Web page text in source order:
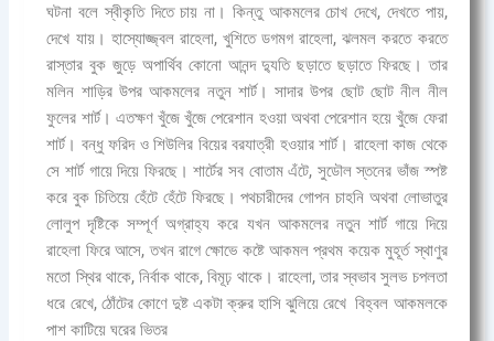
ঘটনা বলে স্বীকৃতি দিতে চায় না। কিন্তু আকমলের চোখ দেখে, দেখতে পায়,
দেখে যায়। হাস্যোজ্জ্বল রাহেলা, খুশিতে ডগমগ রাহেলা, ঝলমল করতে করতে
রাস্তার বুক জুড়ে অপার্থিব কোনো আনন্দ দ্যুতি ছড়াতে ছড়াতে ফিরছে। তার
মলিন শাড়ির উপর আকমলের নতুন শার্ট। সাদার উপর ছোট ছোট নীল নীল
ফুলের শার্ট। এতক্ষণ খুঁজে খুঁজে পেরেশান হওয়া অথবা পেরেশান হয়ে খুঁজে ফেরা
শার্ট। বন্ধু ফরিদ ও শিউলির বিয়ের বরযাত্রী হওয়ার শার্ট। রাহেলা কাজ থেকে
সে শার্ট গায়ে দিয়ে ফিরছে। শার্টের সব বোতাম এঁটে, সুডৌল স্তনের ভাঁজ স্পষ্ট
করে বুক চিতিয়ে হেঁটে হেঁটে ফিরছে।পথচারীদের গোপন চাহনি অথবা লোভাতুর
লোলুপ দৃষ্টিকে সম্পূর্ণ অগ্রাহ্য করে যখন আকমলের নতুন শার্ট গায়ে দিয়ে
রাহেলা ফিরে আসে, তখন রাগে ক্ষোভে কষ্টে আকমল প্রথম কয়েক মুহূর্ত স্থাণুর
মতো স্থির থাকে, নির্বাক থাকে, বিমূঢ় থাকে। রাহেলা, তার স্বভাব সুলভ চপলতা
ধরে রেখে, ঠোঁটের কোণে দুষ্ট একটা ক্রুর হাসি ঝুলিয়ে রেখে বিহ্বল আকমলকে
পাশ কাটিয়ে ঘরের ভিতর